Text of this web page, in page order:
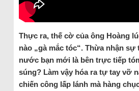
Thực ra, thế cờ của ông Hoàng
nào „gà mắc tóc“. Thừa nhận sự
nước bạn mới là bên trực tiếp
súng? Làm vậy hóa ra tự tay vỡ
chiến công lấp lánh mà hàng